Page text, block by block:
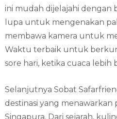
ini mudah dijelajahi dengan
lupa untuk mengenakan
membawa kamera untuk
Waktu terbaik untuk
sore hari, ketika cuaca lebih
Selanjutnya Sobat
destinasi yang
Singapura. Dari sejarah,